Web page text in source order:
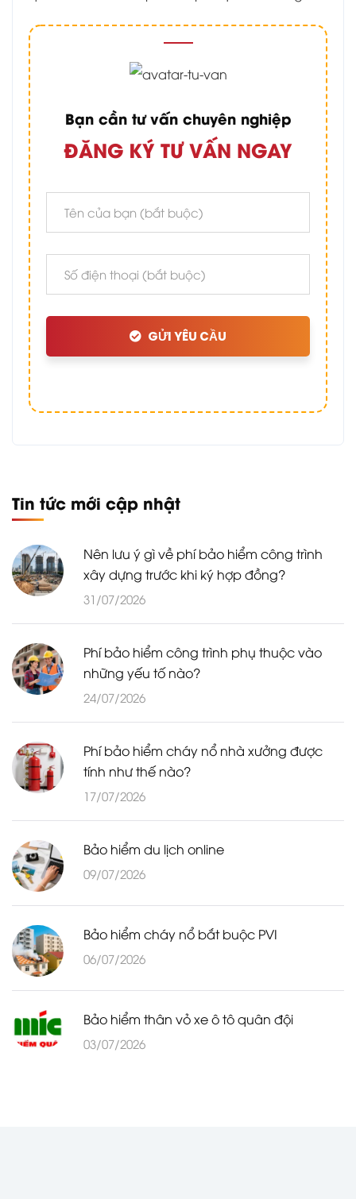
Bạn cần tư vấn chuyên nghiệp
ĐĂNG KÝ TƯ VẤN NGAY
GỬI YÊU CẦU
Tin tức mới cập nhật
Nên lưu ý gì về phí bảo hiểm công trình
xây dựng trước khi ký hợp đồng?
31/07/2026
Phí bảo hiểm công trình phụ thuộc vào
những yếu tố nào?
24/07/2026
Phí bảo hiểm cháy nổ nhà xưởng được
tính như thế nào?
17/07/2026
Bảo hiểm du lịch online
09/07/2026
Bảo hiểm cháy nổ bắt buộc PVI
06/07/2026
Bảo hiểm thân vỏ xe ô tô quân đội
03/07/2026